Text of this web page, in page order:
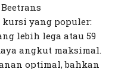
yang populer:
lebih lega atau 59
angkut maksimal.
optimal, bahkan